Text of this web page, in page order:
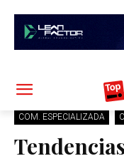
COM. ESPECIALIZADA